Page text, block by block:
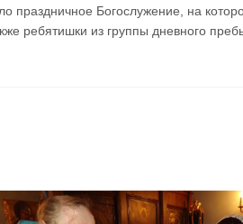
Богослужение, на
ребятишки из группы дневного